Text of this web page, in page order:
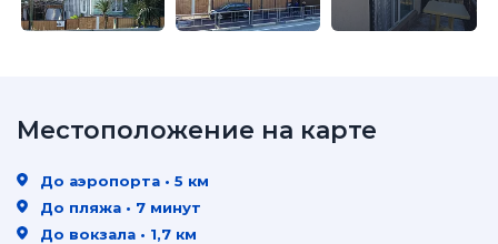
Местоположение на карте
До аэропорта • 5 км
До пляжа • 7 минут
До вокзала • 1,7 км